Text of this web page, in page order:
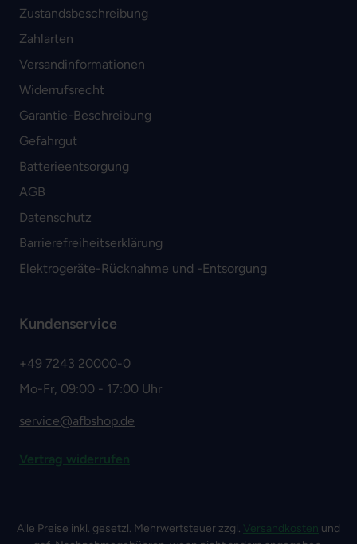
Zustandsbeschreibung
Zahlarten
Versandinformationen
Widerrufsrecht
Garantie-Beschreibung
Gefahrgut
Batterieentsorgung
AGB
Datenschutz
Barrierefreiheitserklärung
Elektrogeräte-Rücknahme und -Entsorgung
Kundenservice
+49 7243 20000-0
Mo-Fr, 09:00 - 17:00 Uhr
service@afbshop.de
Vertrag widerrufen
Alle Preise inkl. gesetzl. Mehrwertsteuer zzgl. Versandkosten und